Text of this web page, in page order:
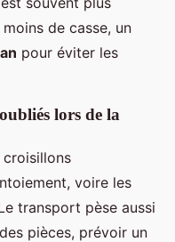
de casse, un
pour éviter les
lors de la
croisillons
voire les
transport pèse aussi
pièces, prévoir un